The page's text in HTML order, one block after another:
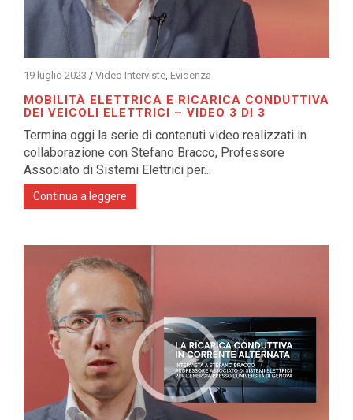
19 luglio 2023 / Video Interviste Evidenza
MOBILITÀ ELETTRICA E RICARICA CONDUTTIVA
DEI VEICOLI ELETTRICI – VIDEO 3 DI 3
Termina oggi la serie di contenuti video realizzati in
collaborazione con Stefano Bracco, Professore
Associato di Sistemi Elettrici per...
Continua a leggere